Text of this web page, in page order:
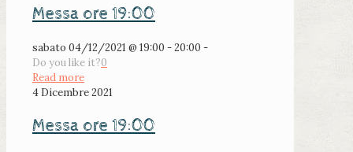
Messa ore 19:00
sabato 04/12/2021 @ 19:00 - 20:00 -
Do you like it?0
Read more
4 Dicembre 2021
Messa ore 19:00